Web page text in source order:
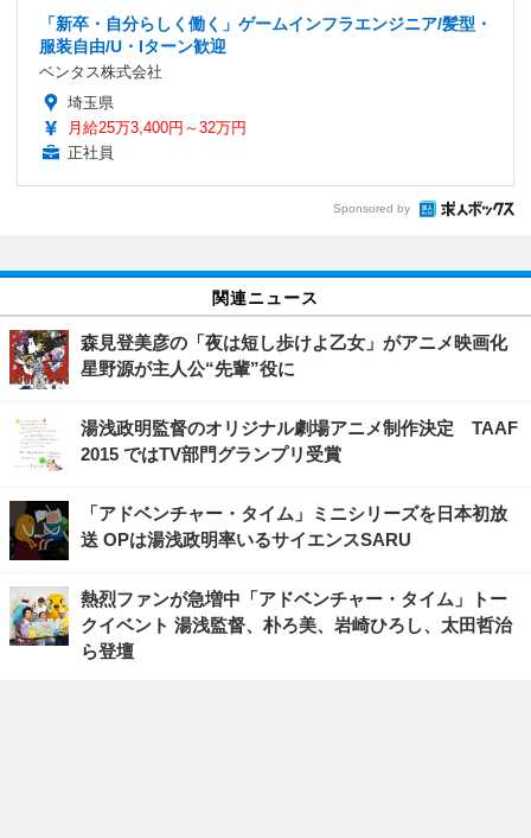
「新卒・自分らしく働く」ゲームインフラエンジニア/髪型・
服装自由/U・Iターン歓迎
ベンタス株式会社
埼玉県
月給25万3,400円～32万円
正社員
Sponsored by
関連ニュース
森見登美彦の「夜は短し歩けよ乙女」がアニメ映画化
星野源が主人公“先輩”役に
湯浅政明監督のオリジナル劇場アニメ制作決定 TAAF
2015 ではTV部門グランプリ受賞
「アドベンチャー・タイム」ミニシリーズを日本初放
送 OPは湯浅政明率いるサイエンスSARU
熱烈ファンが急増中「アドベンチャー・タイム」トー
クイベント 湯浅監督、朴ろ美、岩崎ひろし、太田哲治
ら登壇